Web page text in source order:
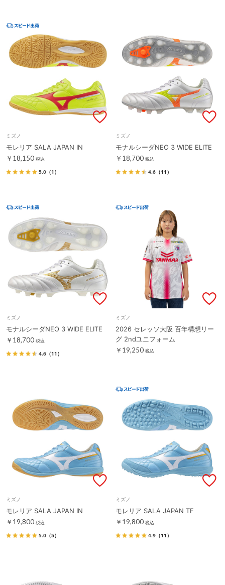
ミズノ
モレリア SALA JAPAN IN
￥18,150 税込
5.0 （1）
ミズノ
モナルシーダNEO 3 WIDE ELITE
￥18,700 税込
4.6 （11）
ミズノ
モナルシーダNEO 3 WIDE ELITE
￥18,700 税込
4.6 （11）
ミズノ
2026 セレッソ大阪 百年構想リー
グ 2ndユニフォーム
￥19,250 税込
ミズノ
モレリア SALA JAPAN IN
￥19,800 税込
5.0 （5）
ミズノ
モレリア SALA JAPAN TF
￥19,800 税込
4.9 （11）